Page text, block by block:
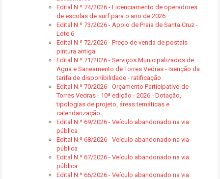
Edital N.º 74/2026 - Licenciamento de operadores
de escolas de surf para o ano de 2026
Edital N.º 73/2026 - Apoio de Praia de Santa Cruz -
Lote 6
Edital N.º 72/2026 - Preço de venda de postais
pintura antiga
Edital N.º 71/2026 - Serviços Municipalizados de
Água e Saneamento de Torres Vedras - Isenção da
tarifa de disponibilidade - ratificação
Edital N.º 70/2026 - Orçamento Participativo de
Torres Vedras - 10ª edição - 2026 - Dotação,
tipologias de projeto, áreas temáticas e
calendarização
Edital N.º 69/2026 - Veículo abandonado na via
pública
Edital N.º 68/2026 - Veículo abandonado na via
pública
Edital N.º 67/2026 - Veículo abandonado na via
pública
Edital N.º 66/2026 - Veículo abandonado na via